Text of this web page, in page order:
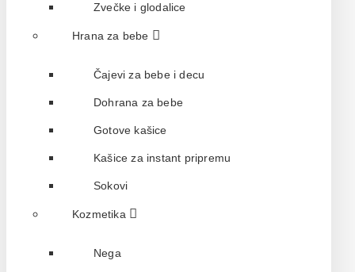
Zvečke i glodalice
Hrana za bebe
Čajevi za bebe i decu
Dohrana za bebe
Gotove kašice
Kašice za instant pripremu
Sokovi
Kozmetika
Nega